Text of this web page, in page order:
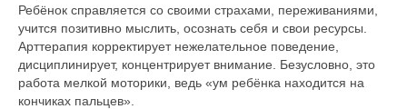
Ребёнок справляется со своими страхами, переживаниями,
учится позитивно мыслить, осознать себя и свои ресурсы.
Арттерапия корректирует нежелательное поведение,
дисциплинирует, концентрирует внимание. Безусловно, это
работа мелкой моторики, ведь «ум ребёнка находится на
кончиках пальцев».